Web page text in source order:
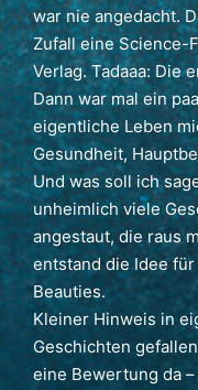
war nie angedacht.
Zufall eine Science-
Verlag. Tadaaa: Die
Dann war mal ein
eigentliche Leben
Gesundheit,
Und was soll ich
unheimlich viele
angestaut, die raus
entstand die Idee
Beauties.
Kleiner Hinweis in
Geschichten
eine Bewertung da